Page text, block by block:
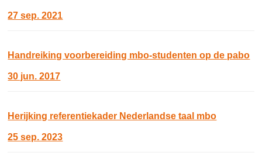
27 sep. 2021
Handreiking voorbereiding mbo-studenten op de pabo
30 jun. 2017
Herijking referentiekader Nederlandse taal mbo
25 sep. 2023